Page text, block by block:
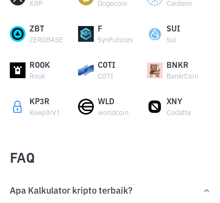
XRP Dogecoin Cardano
ZBT
ZEROBASE
F
SynFutures
SUI
Sui
ROOK
Rook
COTI
COTI
BNKR
BankrCoin
KP3R
Keep3rV1
WLD
worldcoin
XNY
Codatta
FAQ
Apa Kalkulator kripto terbaik?